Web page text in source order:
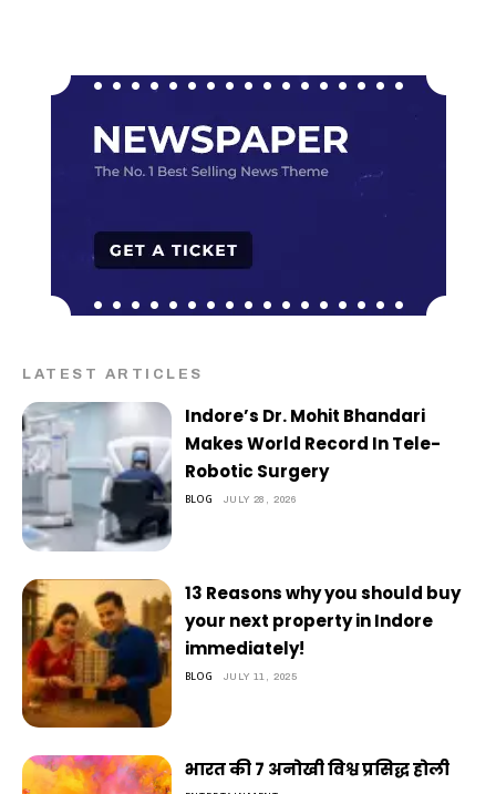
LATEST ARTICLES
Indore’s Dr. Mohit Bhandari
Makes World Record In Tele-
Robotic Surgery
BLOG JULY 28, 2026
13 Reasons why you should buy
your next property in Indore
immediately!
BLOG JULY 11, 2025
भारत की 7 अनोखी विश्व प्रसिद्ध होली